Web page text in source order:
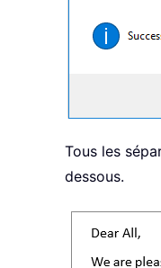
Tous les
dessous.